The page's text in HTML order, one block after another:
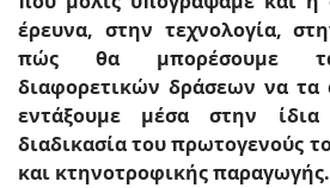
έρευνα, στην τεχνολογία,
πώς θα μπορέσουμε τα
διαφορετικών δράσεων να τα
εντάξουμε μέσα στην
διαδικασία του πρωτογενούς
και κτηνοτροφικής παραγωγής.